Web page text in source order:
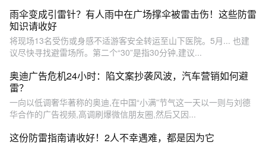
雨伞变成引雷针？有人雨中在广场撑伞被雷击伤！这些防雷
知识请收好
将现场13名受伤或身感不适游客安全转运至山下医院。5月... 也建
议尽快寻找避雷场所。第二个“30”是指30分钟,建议...
奥迪广告危机24小时：陷文案抄袭风波，汽车营销如何避
雷？
一向以低调奢华著称的奥迪,在中国“小满”节气这一天以一则与刘德
华合作的广告视频,高调刷爆微信朋友圈,然后又因...
这份防雷指南请收好！2人不幸遇难，都是因为它